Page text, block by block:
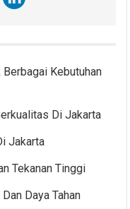
Kebutuhan
Di Jakarta
Jakarta
Tekanan Tinggi
Daya Tahan